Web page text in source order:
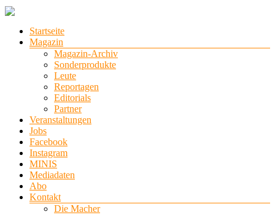
Zum
springen
stadtlichter
Lüneburg,
Winsen
Menü
Startseite
Magazin
Magazin-Archiv
Sonderprodukte
Leute
Reportagen
Editorials
Partner
Veranstaltungen
Jobs
Facebook
Instagram
MINIS
Mediadaten
Abo
Kontakt
Die Macher